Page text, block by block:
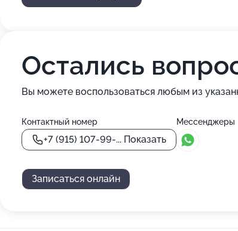
Остались
Вы можете воспользоваться любым из
Контактный номер
+7 (915) 107-99-... Показать
Мессенджеры
Записаться онлайн